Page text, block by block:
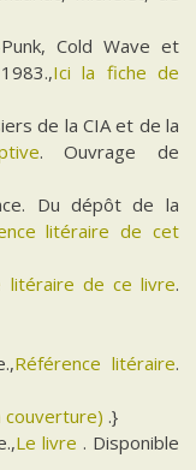
Cold Wave et
Ici la fiche de
de la CIA et de la
. Ouvrage de
Du dépôt de la
litéraire de cet
litéraire de ce livre.
Référence litéraire.
couverture) .}
Le livre . Disponible